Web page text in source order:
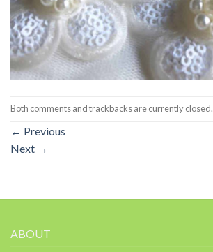
Both comments and trackbacks are currently closed.
← Previous
Next →
ABOUT